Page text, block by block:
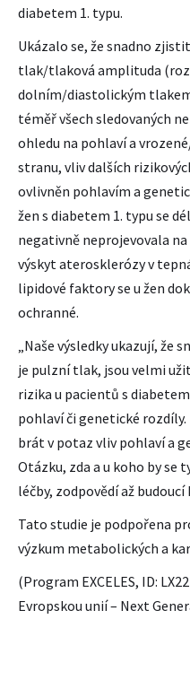
diabetem 1. typu.
Ukázalo se, že snadno
tlak/tlaková amplituda
dolním/diastolickým
téměř všech sledovaných
ohledu na pohlaví a
stranu, vliv dalších
ovlivněn pohlavím a
žen s diabetem 1. typu se
negativně neprojevovala
výskyt aterosklerózy v
lipidové faktory se u žen
ochranné.
„Naše výsledky ukazují, že
je pulzní tlak, jsou velmi
rizika u pacientů s
pohlaví či genetické
brát v potaz vliv pohlaví a
Otázku, zda a u koho by
léčby, zodpovědí až
Tato studie je podpořena
výzkum metabolických a
(Program EXCELES, ID:
Evropskou unií – Next